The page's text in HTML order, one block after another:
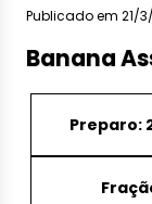
Publicado em 21/
Banana
Preparo: